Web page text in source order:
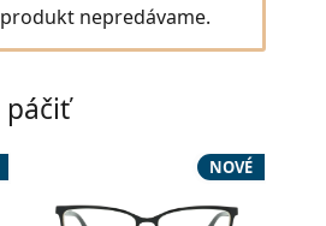
nepredávame.
páčiť
NOVÉ